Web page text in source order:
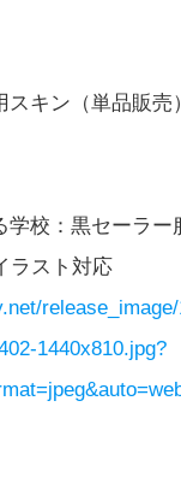
キン（単品販
学校：黒セーラー
ラスト対応
1440x810.jpg?